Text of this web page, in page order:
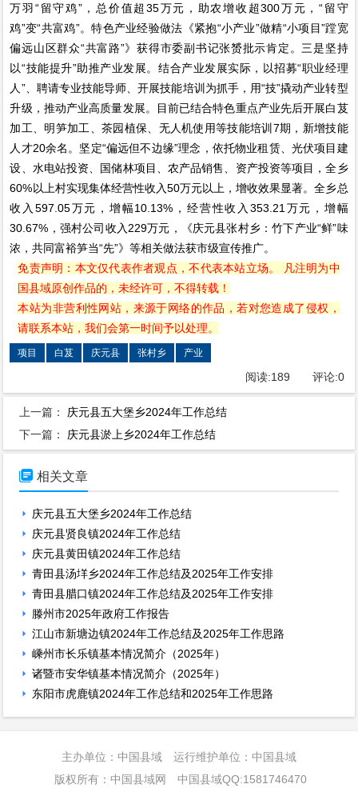
万羽“留守鸡”，总价值超35万元，助农增收超300万元，“留守
鸡”变“共富鸡”。特色产业经验做法《紧抱“小产业”做精“小项目”蹚宽
偏远山区群众“共富路”》获得市委副书记张赟批示肯定。三是坚持
以“技能提升”助推产业发展。结合产业发展实际，以招募“职业经理
人”、聘请专业技能导师、开展技能培训为抓手，用“技”撬动产业转型
升级，推动产业高质量发展。目前已结合特色重点产业先后开展白芨
加工、明笋加工、茶园植保、无人机使用等技能培训7期，新增技能
人才20余名。坚定“偏远但不边缘”理念，依托物业租赁、光伏项目建
设、水电站投资、国储林项目、农产品销售、资产投资等项目，全乡
60%以上村实现集体经营性收入50万元以上，增收效果显著。全乡总
收入597.05万元，增幅10.13%，经营性收入353.21万元，增幅
30.67%，强村公司收入229万元，《庆元县张村乡：竹下产业“鲜”味
浓，共同富裕笋当“先”》等相关做法获市级宣传推广。
免责声明：本文仅代表作者观点，不代表本站立场。 凡注明为中
国县域原创作品的，未经许可，不得转载！
本站为非营利性网站，来源于网络的作品，若对您造成了侵权，
请联系本站，我们会第一时间予以处理。
项目 白芨 庆元县 张村乡 产业
阅读:189 评论:0
上一篇： 庆元县五大堡乡2024年工作总结
下一篇： 庆元县淤上乡2024年工作总结
 相关文章
庆元县五大堡乡2024年工作总结
庆元县贤良镇2024年工作总结
庆元县黄田镇2024年工作总结
青田县汤垟乡2024年工作总结及2025年工作安排
青田县腊口镇2024年工作总结及2025年工作安排
滕州市2025年政府工作报告
江山市新塘边镇2024年工作总结及2025年工作思路
嵊州市长乐镇基本情况简介（2025年）
诸暨市安华镇基本情况简介（2025年）
东阳市虎鹿镇2024年工作总结和2025年工作思路
主办单位：中国县域 运行维护单位：中国县域
版权所有：中国县域网 中国县域QQ:1581746470